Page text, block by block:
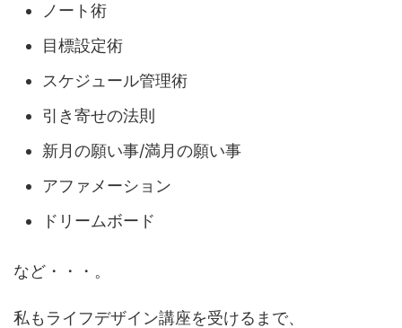
ノート術
目標設定術
スケジュール管理術
引き寄せの法則
新月の願い事/満月の願い事
アファメーション
ドリームボード
など・・・。
私もライフデザイン講座を受けるまで、